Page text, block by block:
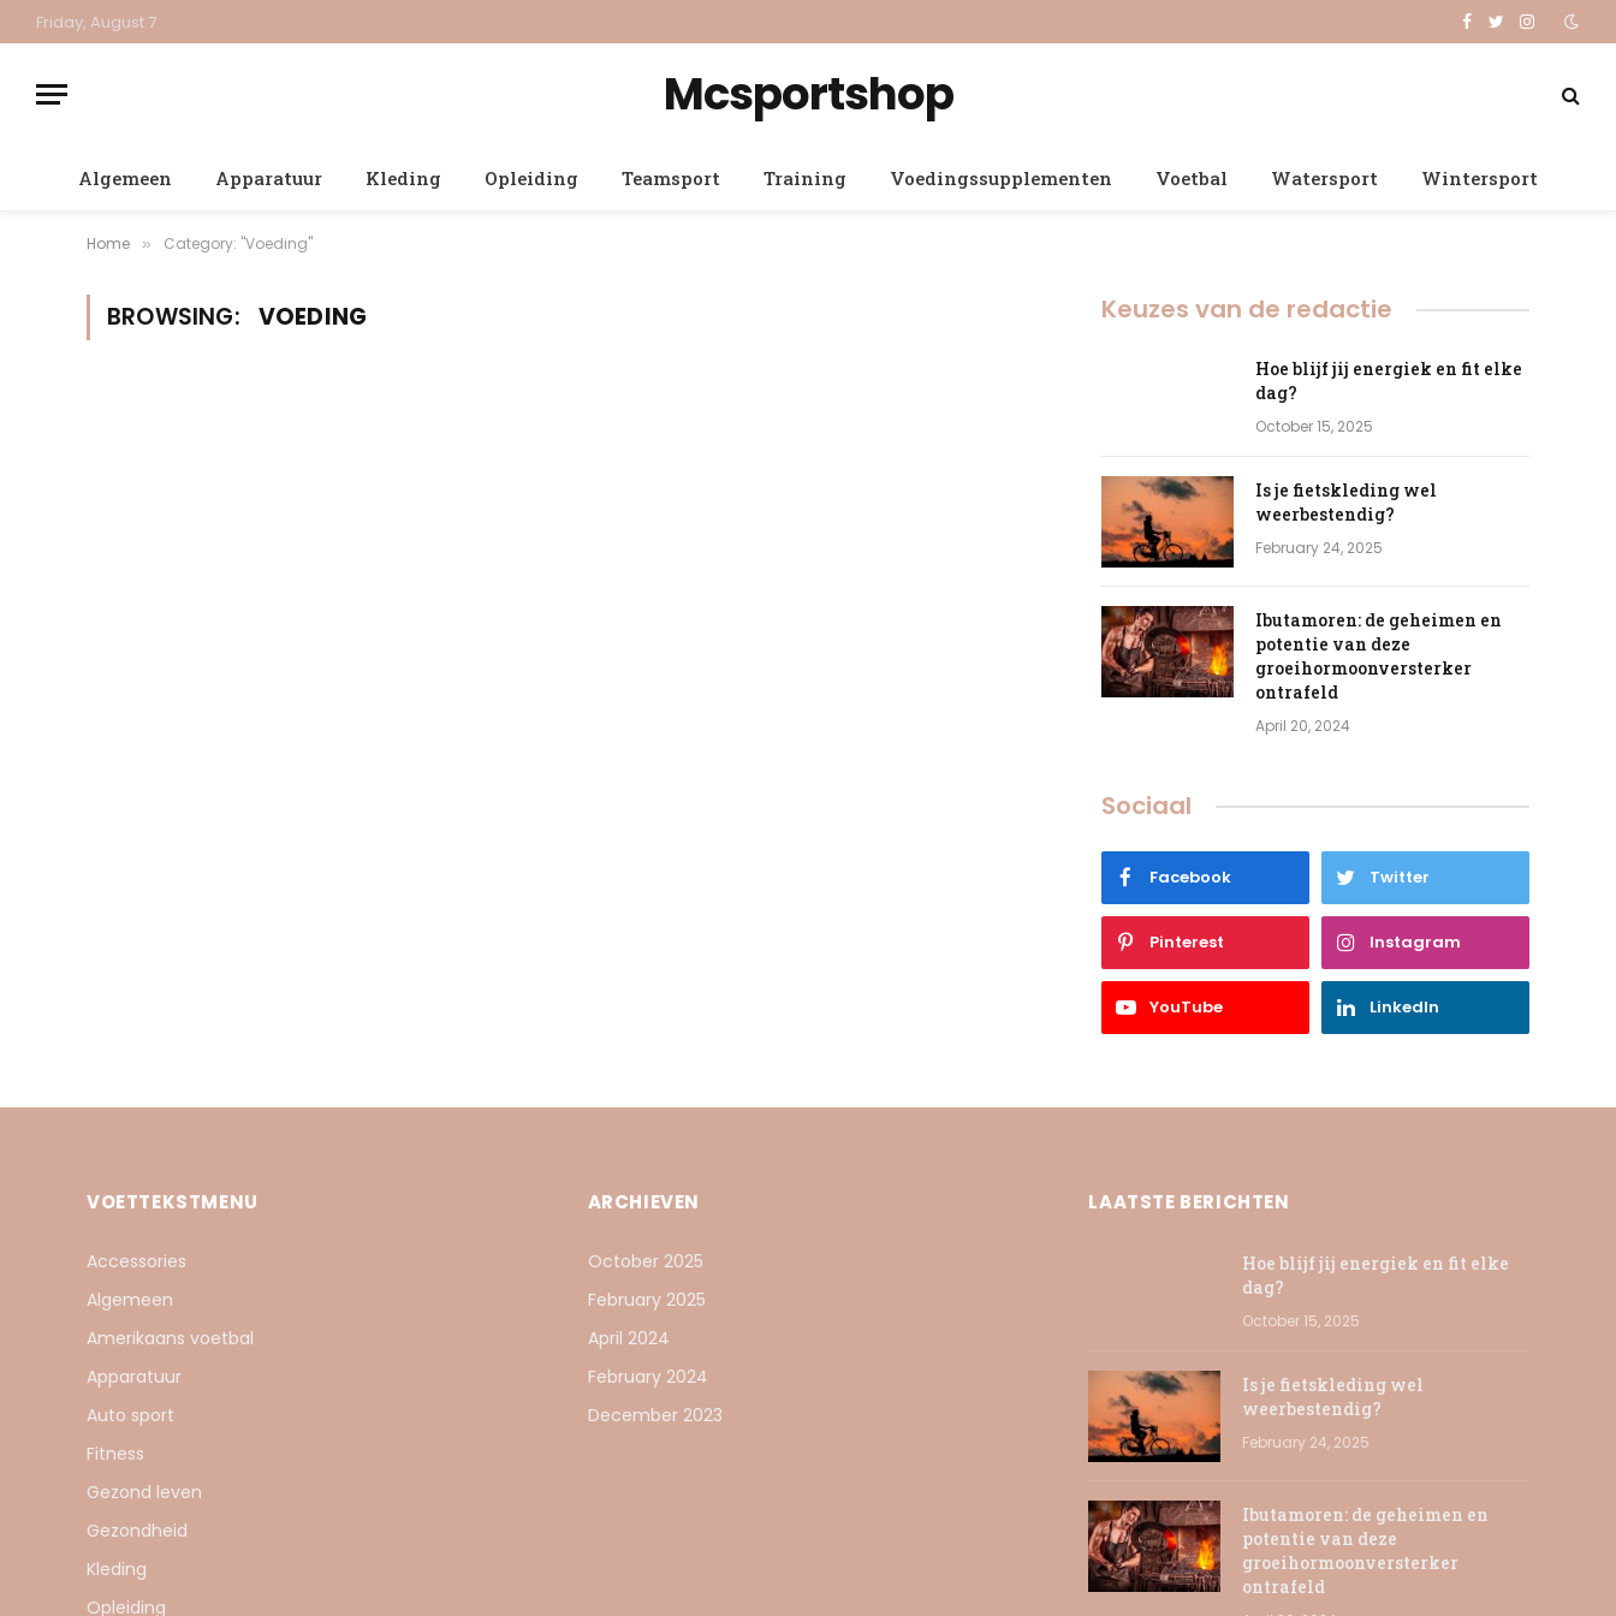
Friday, August 7 Facebook
TwitterInstagram
Mcsportshop
Algemeen Apparatuur Kleding Opleiding Teamsport Training Voedingssupplementen Voetbal Watersport Wintersport
Home » Category: "Voeding"
BROWSING: VOEDING Keuzes van de redactie
Hoe blijf jij energiek en fit elke
dag?
October 15, 2025
Is je fietskleding wel
weerbestendig?
February 24, 2025
Ibutamoren: de geheimen en
potentie van deze
groeihormoonversterker
ontrafeld
April 20, 2024
Sociaal
Facebook Twitter
Pinterest Instagram
YouTube LinkedIn
VOETTEKSTMENU
Accessories
Algemeen
Amerikaans voetbal
Apparatuur
Auto sport
Fitness
Gezond leven
Gezondheid
Kleding
Opleiding
ARCHIEVEN
October 2025
February 2025
April 2024
February 2024
December 2023
LAATSTE BERICHTEN
Hoe blijf jij energiek en fit elke
dag?
October 15, 2025
Is je fietskleding wel
weerbestendig?
February 24, 2025
Ibutamoren: de geheimen en
potentie van deze
groeihormoonversterker
ontrafeld